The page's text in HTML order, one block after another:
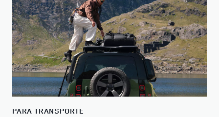
PARA TRANSPORTE